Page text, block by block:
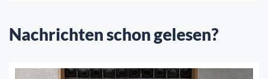
Nachrichten schon gelesen?